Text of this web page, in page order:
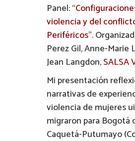
Panel: “
violencia y del
Periféricos”.
Perez Gil, Anne-Marie
Jean Langdon,SALSA
Mi presentación
narrativas de
violencia de mujeres
migraron para Bogotá
Caquetá-Putumayo